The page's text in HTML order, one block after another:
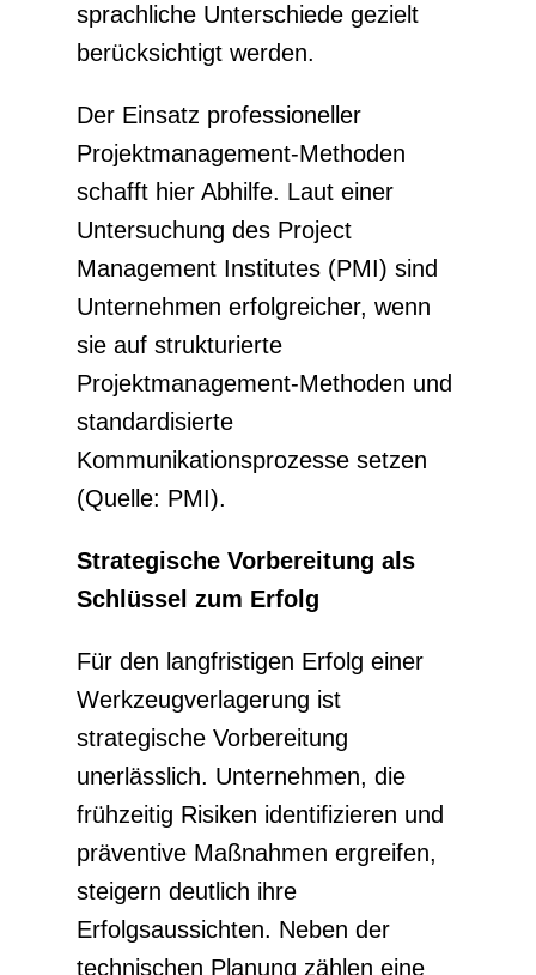
sprachliche Unterschiede gezielt
berücksichtigt werden.
Der Einsatz professioneller
Projektmanagement-Methoden
schafft hier Abhilfe. Laut einer
Untersuchung des Project
Management Institutes (PMI) sind
Unternehmen erfolgreicher, wenn
sie auf strukturierte
Projektmanagement-Methoden und
standardisierte
Kommunikationsprozesse setzen
(Quelle: PMI).
Strategische Vorbereitung als
Schlüssel zum Erfolg
Für den langfristigen Erfolg einer
Werkzeugverlagerung ist
strategische Vorbereitung
unerlässlich. Unternehmen, die
frühzeitig Risiken identifizieren und
präventive Maßnahmen ergreifen,
steigern deutlich ihre
Erfolgsaussichten. Neben der
technischen Planung zählen eine